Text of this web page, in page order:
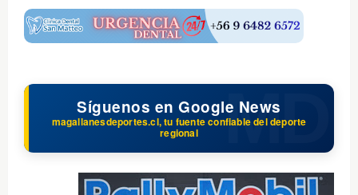
Síguenos en Google News
magallanesdeportes.cl, tu fuente confiable del deporte
regional